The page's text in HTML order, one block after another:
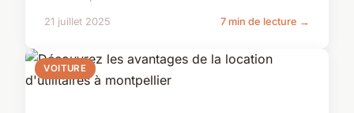
21 juillet 2025 7 min de lecture →
VOITURE